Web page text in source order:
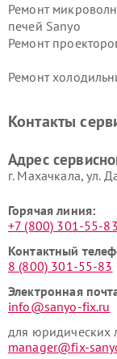
Ремонт
печей Sanyo
Ремонт
Ремонт
Контакты
Адрес
г. Махачкала, ул.
Горячая линия:
+7 (800) 301-55-83
Контактный
8 (800) 301-55-83
Электронная
info@sanyo-fix.ru
для юридических
manager@fix-